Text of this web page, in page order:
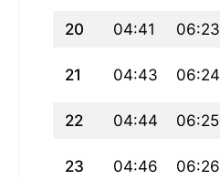
20 04:41 06:23
21 04:43 06:24
22 04:44 06:25
23 04:46 06:26